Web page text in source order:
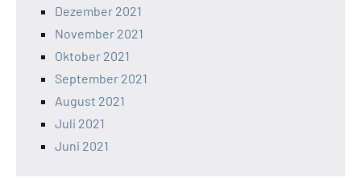
Dezember 2021
November 2021
Oktober 2021
September 2021
August 2021
Juli 2021
Juni 2021